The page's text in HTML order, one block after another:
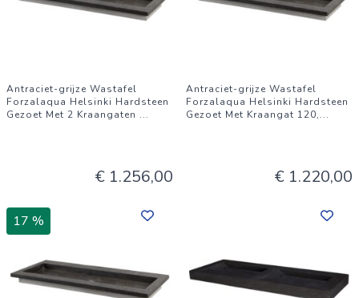
Antraciet-grijze Wastafel
Forzalaqua Helsinki Hardsteen
Gezoet Met 2 Kraangaten ...
€ 1.256,00
Antraciet-grijze Wastafel
Forzalaqua Helsinki Hardsteen
Gezoet Met Kraangat 120,...
€ 1.220,00
17 %